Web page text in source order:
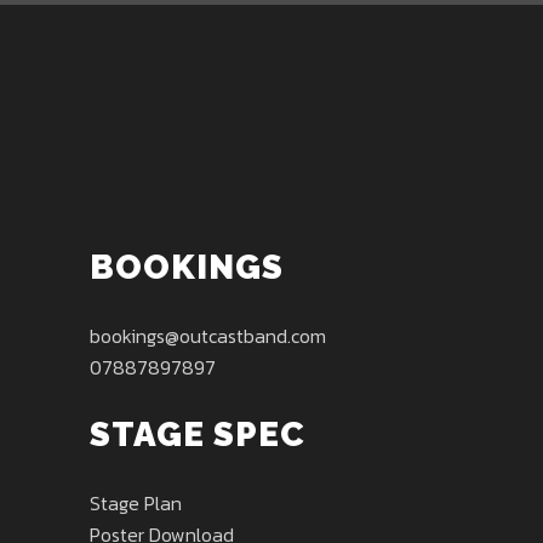
BOOKINGS
bookings@outcastband.com
07887897897
STAGE SPEC
Stage Plan
Poster Download